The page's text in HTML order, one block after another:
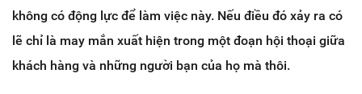
không có động lực để làm việc này. Nếu điều đó xảy ra có
lẽ chỉ là may mắn xuất hiện trong một đoạn hội thoại giữa
khách hàng và những người bạn của họ mà thôi.